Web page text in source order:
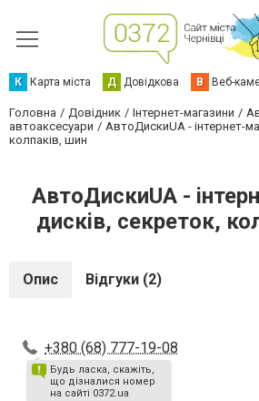
К Карта міста Д Довідкова В Веб-
Головна Довідник Інтернет-магазини
автоаксесуари
АвтоДискиUA - iнтернет-
колпакiв, шин
АвтоДискиUA -
дискiв, секреток,
Опис Відгуки (2)
+380 (68) 777-19-08
Будь ласка, скажіть,
що дізналися номер
на сайті 0372.ua